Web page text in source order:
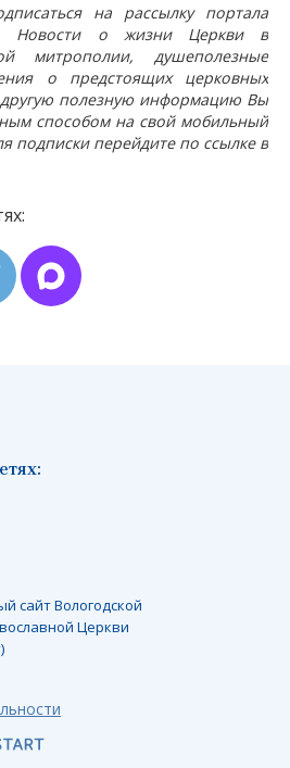
на рассылку портала
Новости о жизни Церкви в
митрополии, душеполезные
о предстоящих церковных
полезную информацию Вы
способом на свой мобильный
подписки перейдите по ссылке в
сайт Вологодской
Церкви